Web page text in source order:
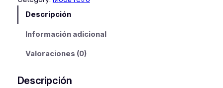
i
g
i
a
u
i
V
Descripción
Información adicional
Valoraciones (0)
Descripción